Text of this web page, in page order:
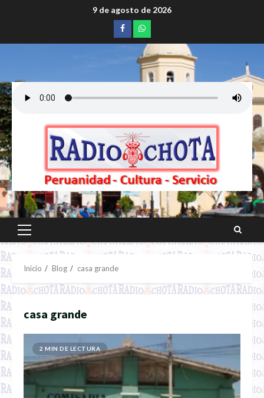
9 de agosto de 2026
Facebookwhatsapp
Menú
principal
Inicio Blog casa grande
casa grande
2 MIN DE LECTURA